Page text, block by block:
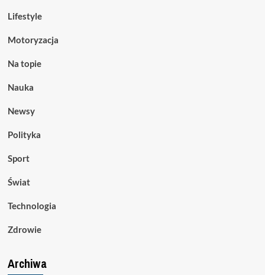
Lifestyle
Motoryzacja
Na topie
Nauka
Newsy
Polityka
Sport
Świat
Technologia
Zdrowie
Archiwa